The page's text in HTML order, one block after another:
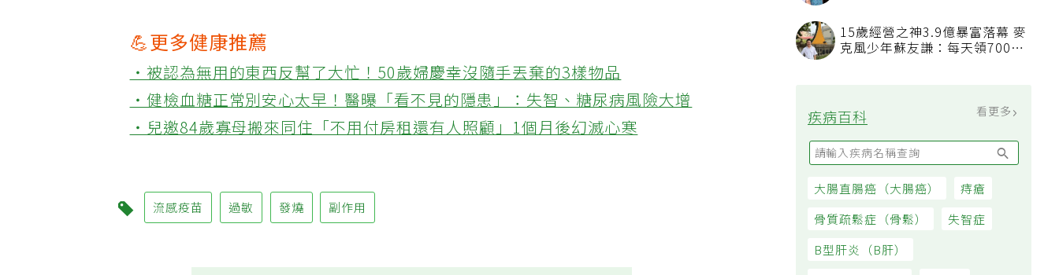
看順位還要看資格
15歲經營之神3.9億暴富落幕 麥
疾病百科
💪更多健康推薦
‧被認為無用的東西反幫了大忙！50歲婦慶幸沒隨手丟棄的3樣物品
‧健檢血糖正常別安心太早！醫曝「看不見的隱患」：失智、糖尿病風險大增
‧兒邀84歲寡母搬來同住「不用付房租還有人照顧」1個月後幻滅心寒
流感疫苗 過敏 發燒 副作用